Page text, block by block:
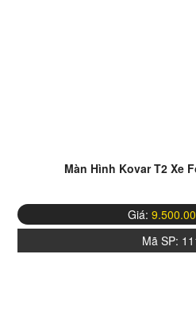
Màn Hình Kovar T2 Xe
Giá:
Mã SP: